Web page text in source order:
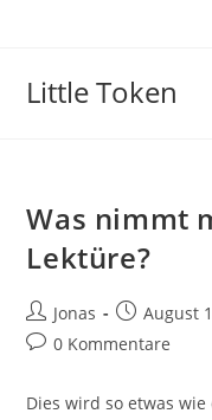
Little Token
Was nimmt
Lektüre?
Jonas August
0 Kommentare
Dies wird so etwas